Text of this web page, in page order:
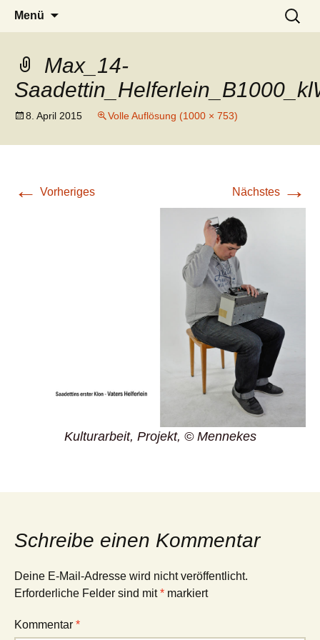
mennekes-jungenarbeit.de
Menü
Suchen
nach:
Max_14-
8. April 2015 Volle Auflösung (1000 × 753)
← Vorheriges Nächstes →
Kulturarbeit, Projekt, © Mennekes
Schreibe einen Kommentar
Deine E-Mail-Adresse wird nicht veröffentlicht.
Erforderliche Felder sind mit* markiert
Kommentar *